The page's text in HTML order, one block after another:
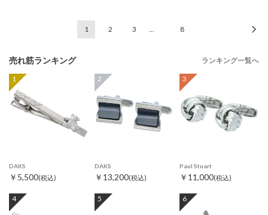
1 2 3 … 8
売れ筋ランキング ランキング一覧へ
1
DAKS
￥5,500(税込)
2
DAKS
￥13,200(税込)
3
Paul Stuart
￥11,000(税込)
4 5 6